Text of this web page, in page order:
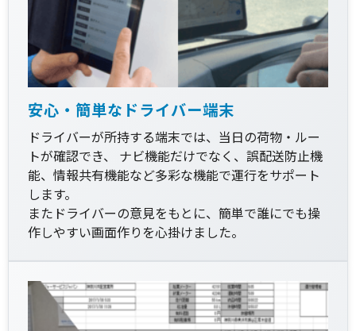
安心・簡単なドライバー端末
ドライバーが所持する端末では、当日の荷物・ルー
トが確認でき、 ナビ機能だけでなく、誤配送防止機
能、情報共有機能など多彩な機能で運行をサポート
します。
またドライバーの意見をもとに、簡単で誰にでも操
作しやすい画面作りを心掛けました。